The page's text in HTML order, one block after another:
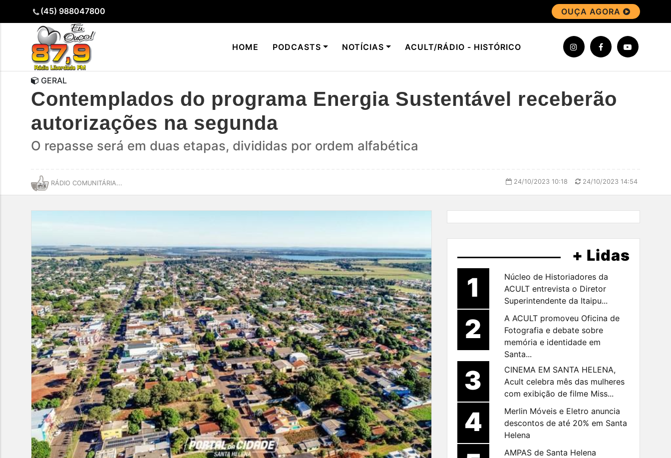
(45) 988047800 OUÇA AGORA
HOME PODCASTS NOTÍCIAS ACULT/RÁDIO - HISTÓRICO
GERAL
Contemplados do programa Energia Sustentável receberão
autorizações na segunda
O repasse será em duas etapas, divididas por ordem alfabética
RÁDIO COMUNITÁRIA... 24/10/2023 10:18 24/10/2023 14:54
+ Lidas
1
Núcleo de Historiadores da
ACULT entrevista o Diretor
Superintendente da Itaipu...
2
A ACULT promoveu Oficina de
Fotografia e debate sobre
memória e identidade em
Santa...
3
CINEMA EM SANTA HELENA,
Acult celebra mês das mulheres
com exibição de filme Miss...
4
Merlin Móveis e Eletro anuncia
descontos de até 20% em Santa
Helena
AMPAS de Santa Helena